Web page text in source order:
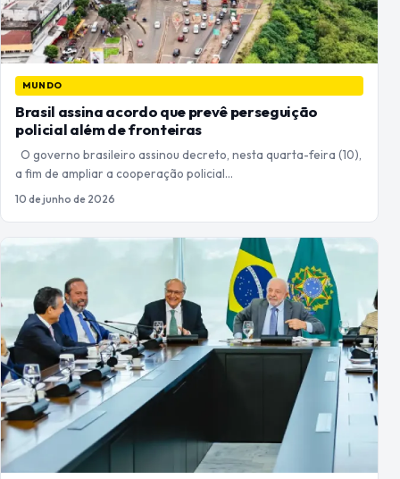
MUNDO
Brasil assina acordo que prevê perseguição
policial além de fronteiras
O governo brasileiro assinou decreto, nesta quarta-feira (10),
a fim de ampliar a cooperação policial…
10 de junho de 2026